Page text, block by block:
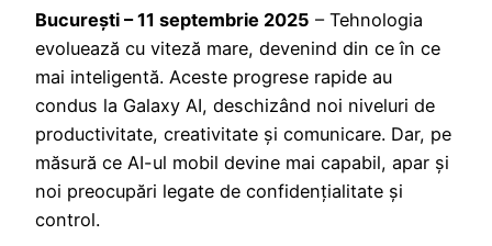
București – 11 septembrie 2025 – Tehnologia
evoluează cu viteză mare, devenind din ce în ce
mai inteligentă. Aceste progrese rapide au
condus la Galaxy AI, deschizând noi niveluri de
productivitate, creativitate și comunicare. Dar, pe
măsură ce AI-ul mobil devine mai capabil, apar și
noi preocupări legate de confidențialitate și
control.